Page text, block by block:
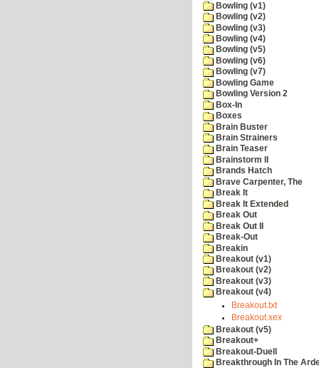
Bowling (v1)
Bowling (v2)
Bowling (v3)
Bowling (v4)
Bowling (v5)
Bowling (v6)
Bowling (v7)
Bowling Game
Bowling Version 2
Box-In
Boxes
Brain Buster
Brain Strainers
Brain Teaser
Brainstorm II
Brands Hatch
Brave Carpenter, The
Break It
Break It Extended
Break Out
Break Out II
Break-Out
Breakin
Breakout (v1)
Breakout (v2)
Breakout (v3)
Breakout (v4)
Breakout.txt
Breakout.xex
Breakout (v5)
Breakout+
Breakout-Duell
Breakthrough In The